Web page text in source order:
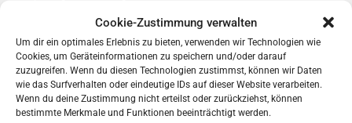
Cookie-Zustimmung verwalten
Um dir ein optimales Erlebnis zu bieten, verwenden wir Technologien wie
Cookies, um Geräteinformationen zu speichern und/oder darauf
zuzugreifen. Wenn du diesen Technologien zustimmst, können wir Daten
wie das Surfverhalten oder eindeutige IDs auf dieser Website verarbeiten.
Wenn du deine Zustimmung nicht erteilst oder zurückziehst, können
bestimmte Merkmale und Funktionen beeinträchtigt werden.
4. Spieltag: TSV Ehningen – TSV Bernhausen
Das sind alles namhafte Gegner für die es ab Beginn einer guten
Form bedarf.